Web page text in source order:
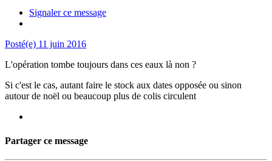
Signaler ce message
Posté(e) 11 juin 2016
L'opération tombe toujours dans ces eaux là non ?
Si c'est le cas, autant faire le stock aux dates opposée ou sinon
autour de noël ou beaucoup plus de colis circulent
Partager ce message